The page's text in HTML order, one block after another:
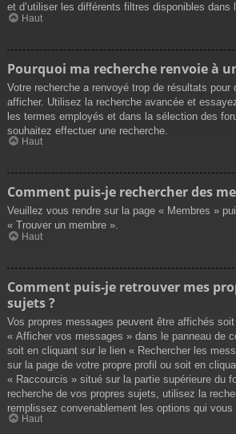
et d’utiliser les différents filtres disponibles dans
Haut
Pourquoi ma recherche renvoie à
Votre recherche a renvoyé trop de résultats pour
afficher. Utilisez la recherche avancée et
les termes employés et dans la sélection des
souhaitez effectuer une recherche.
Haut
Comment puis-je rechercher des
Veuillez vous rendre sur la page « Membres »
« Trouver un membre ».
Haut
Comment puis-je retrouver mes
sujets ?
Vos propres messages peuvent être affichés
« Afficher vos messages » dans le panneau de
soit en cliquant sur le lien « Rechercher les
sur la page de votre propre profil ou soit en
« Raccourcis » situé sur la partie supérieure du
recherche de vos propres sujets, utilisez la
remplissez convenablement les options qui vous
Haut